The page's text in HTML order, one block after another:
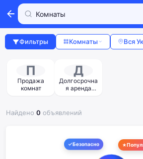
Фильтры Комнаты Вся
П
Продажа
комнат
Д
Долгосрочна
я аренда
Найдено 0 объявлений
Безопасно